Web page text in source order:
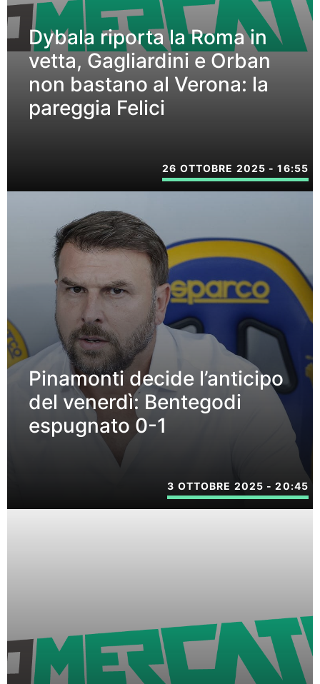
Dybala riporta la Roma in
vetta, Gagliardini e Orban
non bastano al Verona: la
pareggia Felici
26 OTTOBRE 2025 - 16:55
Pinamonti decide l’anticipo
del venerdì: Bentegodi
espugnato 0-1
3 OTTOBRE 2025 - 20:45